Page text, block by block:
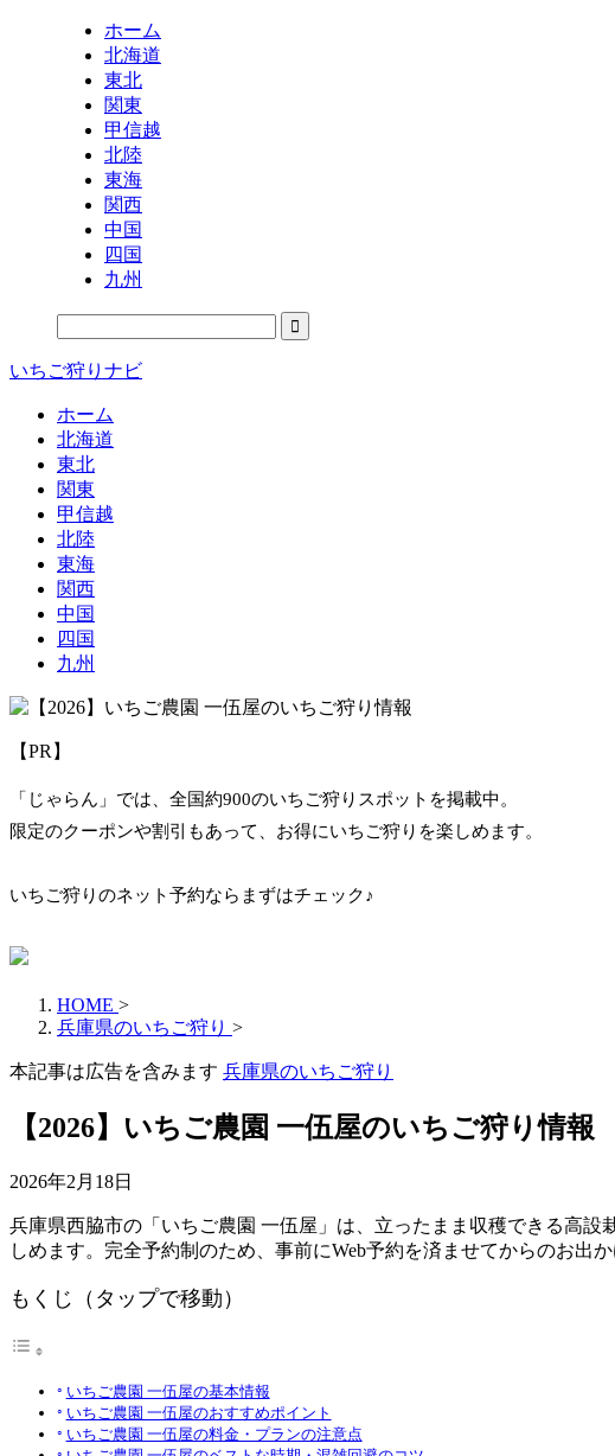
ホーム
北海道
東北
関東
甲信越
北陸
東海
関西
中国
四国
九州
いちご狩りナビ
ホーム
北海道
東北
関東
甲信越
北陸
東海
関西
中国
四国
九州
【PR】
「じゃらん」では、全国約900のいちご狩りスポットを掲載中。
限定のクーポンや割引もあって、お得にいちご狩りを楽しめます。
いちご狩りのネット予約ならまずはチェック♪
HOME >
兵庫県のいちご狩り >
本記事は広告を含みます 兵庫県のいちご狩り
【2026】いちご農園 一伍屋のいちご狩り情報
2026年2月18日
兵庫県西脇市の「いちご農園 一伍屋」は、立ったまま収穫できる高
しめます。完全予約制のため、事前にWeb予約を済ませてからのお出か
もくじ（タップで移動）
いちご農園 一伍屋の基本情報
いちご農園 一伍屋のおすすめポイント
いちご農園 一伍屋の料金・プランの注意点